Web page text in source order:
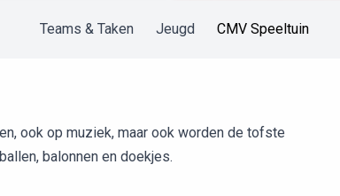
Teams & Taken Jeugd CMV Speeltuin
ook op muziek, maar ook worden de tofste
balonnen en doekjes.